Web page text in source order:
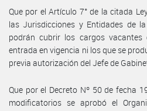
Que por el Artículo 7° de la citada
las Jurisdicciones y Entidades de
podrán cubrir los cargos
entrada en vigencia ni los que se
previa autorización del Jefe de
Que por el Decreto Nº 50 de fecha
modificatorios se aprobó el